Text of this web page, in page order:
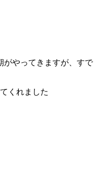
がやってきますが、すで
くれました